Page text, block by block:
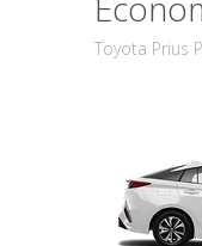
Toyota Prius